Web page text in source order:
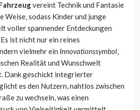
vereint Technik und Fantasie
Weise, sodass Kinder und junge
voller spannender Entdeckungen
ist nicht nur ein reines
vielmehr ein Innovationssymbol,
Realität und Wunschwelt
Dank geschickt integrierter
es den Nutzern, nahtlos zwischen
zu wechseln, was einen